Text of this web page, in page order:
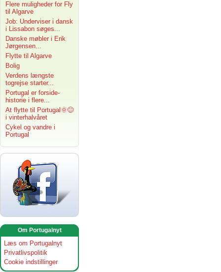
Flere muligheder for Fly
til Algarve
Job: Underviser i dansk
i Lissabon søges...
Danske møbler i Erik
Jørgensen...
Flytte til Algarve
Bolig
Verdens længste
togrejse starter...
Portugal er forside-
historie i flere...
At flytte til Portugal🌞😊
i vinterhalvåret
Cykel og vandre i
Portugal
Om Portugalnyt
Læs om Portugalnyt
Privatlivspolitik
Cookie indstillinger